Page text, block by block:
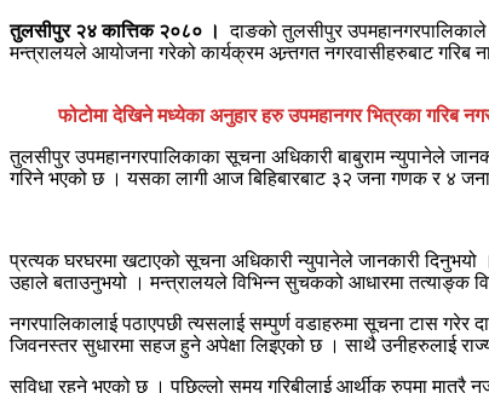
तुलसीपुर २४ कात्तिक २०८० । दाङको तुलसीपुर उपमहानगरपालिकाले
मन्त्रालयले आयोजना गरेको कार्यक्रम अन्र्तगत नगरवासीहरुबाट गरिब
फोटोमा देखिने मध्येका अनुहार हरु उपमहानगर भित्रका गरिब
तुलसीपुर उपमहानगरपालिकाका सूचना अधिकारी बाबुराम न्युपानेले
गरिने भएको छ । यसका लागी आज बिहिबारबाट ३२ जना गणक र ४ जना
प्रत्यक घरघरमा खटाएको सूचना अधिकारी न्युपानेले जानकारी
उहाले बताउनुभयो । मन्त्रालयले विभिन्न सुचकको आधारमा तत्याङ्क
नगरपालिकालाई पठाएपछी त्यसलाई सम्पुर्ण वडाहरुमा सूचना टास गरेर
जिवनस्तर सुधारमा सहज हुने अपेक्षा लिइएको छ । साथै उनीहरुलाई
सुविधा रहने भएको छ । पछिल्लो समय गरिबीलाई आर्थीक रुपमा मात्रै